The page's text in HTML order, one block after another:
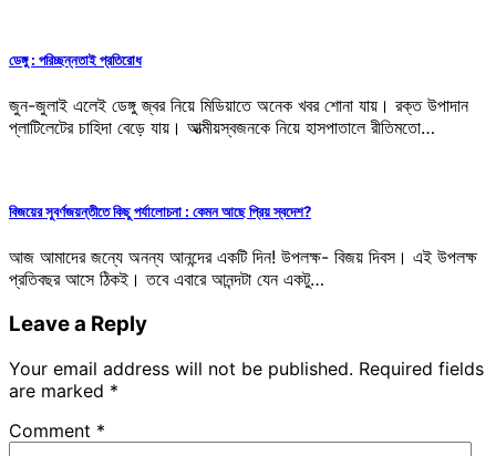
ডেঙ্গু : পরিচ্ছন্নতাই প্রতিরোধ
জুন-জুলাই এলেই ডেঙ্গু জ্বর নিয়ে মিডিয়াতে অনেক খবর শোনা যায়। রক্ত উপাদান
প্লাটিলেটের চাহিদা বেড়ে যায়। আত্মীয়স্বজনকে নিয়ে হাসপাতালে রীতিমতো…
বিজয়ের সুবর্ণজয়ন্তীতে কিছু পর্যালোচনা : কেমন আছে প্রিয় স্বদেশ?
আজ আমাদের জন্যে অনন্য আনন্দের একটি দিন! উপলক্ষ- বিজয় দিবস। এই উপলক্ষ
প্রতিবছর আসে ঠিকই। তবে এবারে আনন্দটা যেন একটু…
Leave a Reply
Your email address will not be published. Required fields
are marked *
Comment *